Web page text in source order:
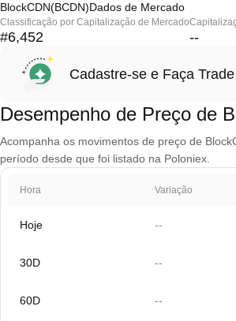
BlockCDN(BCDN)Dados de Mercado
Classificação por Capitalização de Mercado
#6,452 --
Cadastre-se e Faça
Desempenho de Preço de
Acompanha os movimentos de preço de
período desde que foi listado na Poloniex.
Hora Variação
Hoje --
30D --
60D --